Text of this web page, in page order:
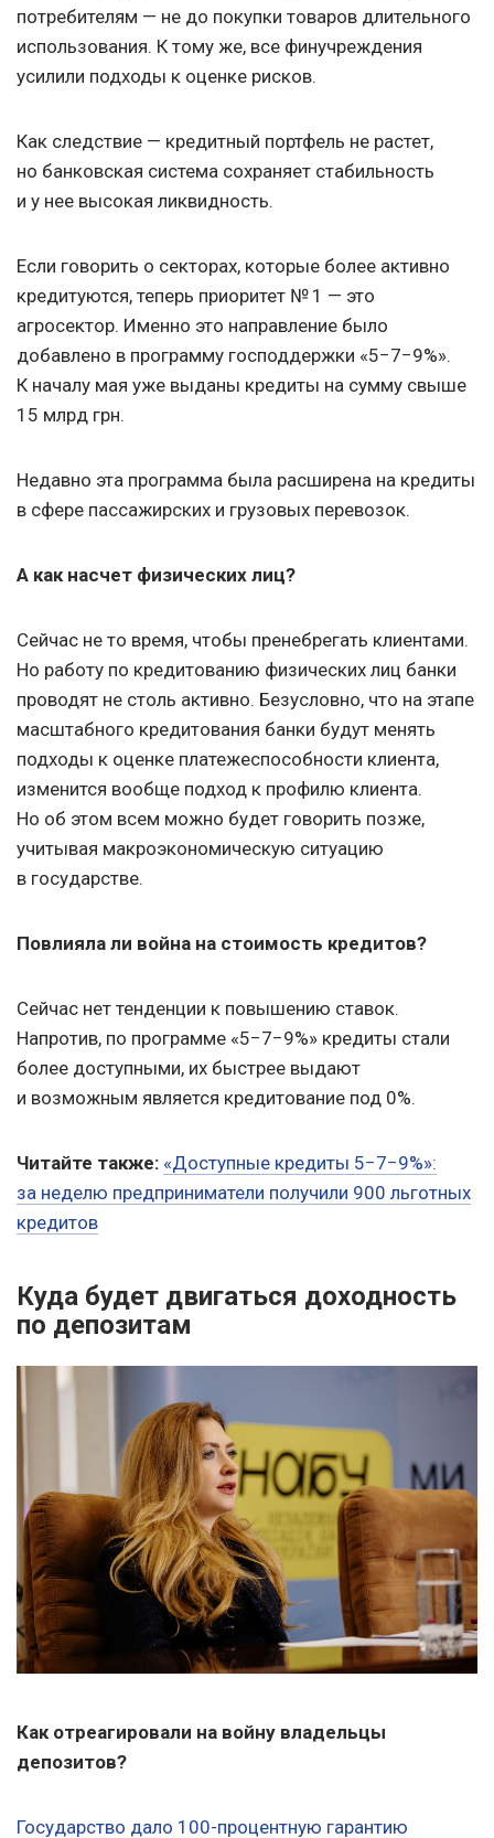
потребителям — не до покупки товаров длительного
использования. К тому же, все финучреждения
усилили подходы к оценке рисков.
Как следствие — кредитный портфель не растет,
но банковская система сохраняет стабильность
и у нее высокая ликвидность.
Если говорить о секторах, которые более активно
кредитуются, теперь приоритет № 1 — это
агросектор. Именно это направление было
добавлено в программу господдержки «5−7−9%».
К началу мая уже выданы кредиты на сумму свыше
15 млрд грн.
Недавно эта программа была расширена на кредиты
в сфере пассажирских и грузовых перевозок.
А как насчет физических лиц?
Сейчас не то время, чтобы пренебрегать клиентами.
Но работу по кредитованию физических лиц банки
проводят не столь активно. Безусловно, что на этапе
масштабного кредитования банки будут менять
подходы к оценке платежеспособности клиента,
изменится вообще подход к профилю клиента.
Но об этом всем можно будет говорить позже,
учитывая макроэкономическую ситуацию
в государстве.
Повлияла ли война на стоимость кредитов?
Сейчас нет тенденции к повышению ставок.
Напротив, по программе «5−7−9%» кредиты стали
более доступными, их быстрее выдают
и возможным является кредитование под 0%.
Читайте также: «Доступные кредиты 5−7−9%»:
за неделю предприниматели получили 900 льготных
кредитов
Куда будет двигаться доходность
по депозитам
Как отреагировали на войну владельцы
депозитов?
Государство дало 100-процентную гарантию